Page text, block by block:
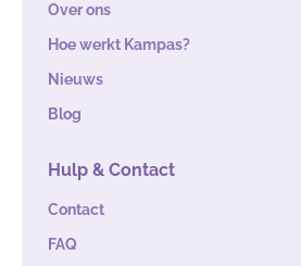
Over ons
Hoe werkt Kampas?
Nieuws
Blog
Hulp & Contact
Contact
FAQ